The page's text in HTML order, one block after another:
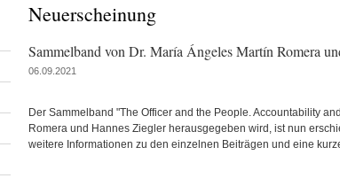
Neuerscheinung
Sammelband von Dr. María Ángeles Martín Romera
06.09.2021
Der Sammelband "The Officer and the People. Accountability
Romera und Hannes Ziegler herausgegeben wird, ist nun
weitere Informationen zu den einzelnen Beiträgen und eine